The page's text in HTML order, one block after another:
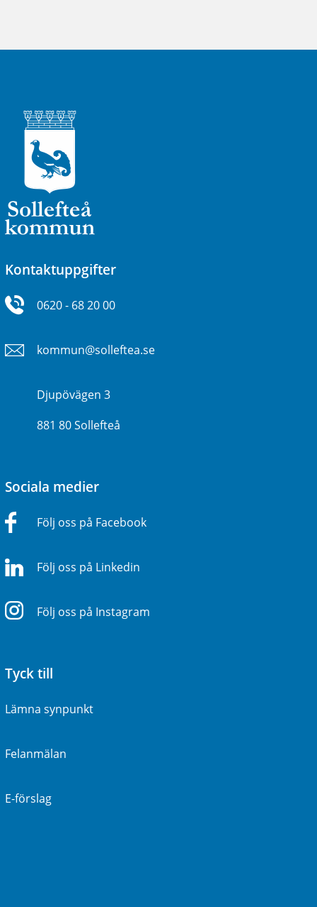
Kontaktuppgifter
0620 - 68 20 00
kommun@solleftea.se
Djupövägen 3
881 80 Sollefteå
Sociala medier
Följ oss på Facebook
Följ oss på Linkedin
Följ oss på Instagram
Tyck till
Lämna synpunkt
Felanmälan
E-förslag